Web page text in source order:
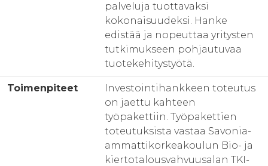
palveluja tuottavaksi
kokonaisuudeksi. Hanke
edistää ja nopeuttaa yritysten
tutkimukseen pohjautuvaa
tuotekehitystyötä.
Toimenpiteet
Investointihankkeen toteutus
on jaettu kahteen
työpakettiin. Työpakettien
toteutuksista vastaa Savonia-
ammattikorkeakoulun Bio- ja
kiertotalousvahvuusalan TKI-